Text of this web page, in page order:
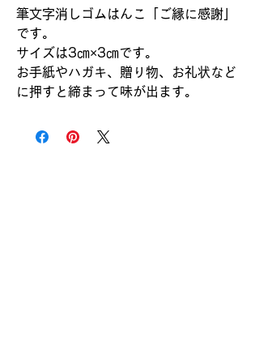
筆文字消しゴムはんこ「ご縁に感謝」
です。
サイズは3㎝×3㎝です。
お手紙やハガキ、贈り物、お礼状など
に押すと締まって味が出ます。